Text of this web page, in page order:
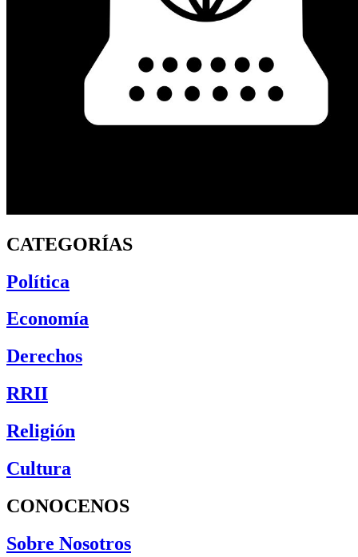
CATEGORÍAS
Política
Economía
Derechos
RRII
Religión
Cultura
CONOCENOS
Sobre Nosotros